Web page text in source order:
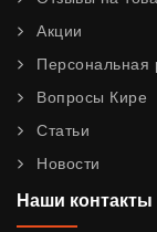
Акции
Персональная
Вопросы Кире
Статьи
Новости
Наши контакты